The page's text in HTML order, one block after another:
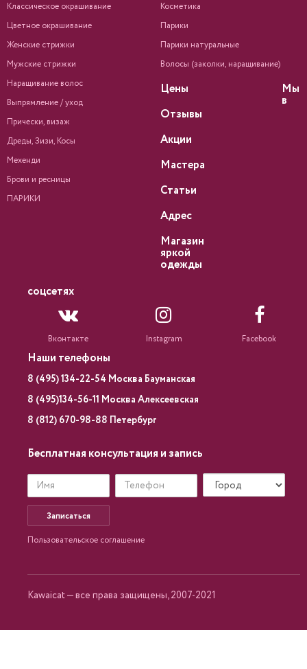
Классическое окрашивание
Цветное окрашивание
Женские стрижки
Мужские стрижки
Наращивание волос
Выпрямление / уход
Прически, визаж
Дреды, Зизи, Косы
Мехенди
Брови и ресницы
ПАРИКИ
Косметика
Парики
Парики натуральные
Волосы (заколки, наращивание)
Цены
Отзывы
Акции
Мастера
Статьи
Адрес
Магазин
яркой
одежды
Мы
в
соцсетях
Вконтакте Instagram Facebook
Наши телефоны
8 (495) 134-22-54 Москва Бауманская
8 (495)134-56-11 Москва Алексеевская
8 (812) 670-98-88 Петербург
Бесплатная консультация и запись
Записаться
Пользовательское соглашение
Kawaicat — все права защищены, 2007-2021